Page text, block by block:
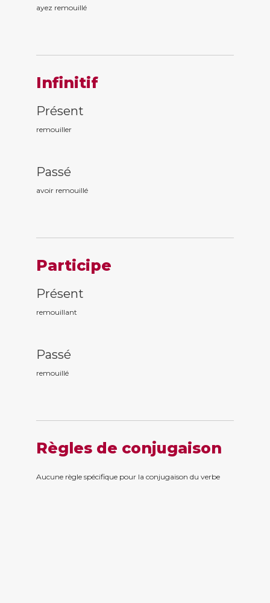
ayez remouillé
Infinitif
Présent
remouiller
Passé
avoir remouillé
Participe
Présent
remouillant
Passé
remouillé
Règles de conjugaison
Aucune règle spécifique pour la conjugaison du verbe